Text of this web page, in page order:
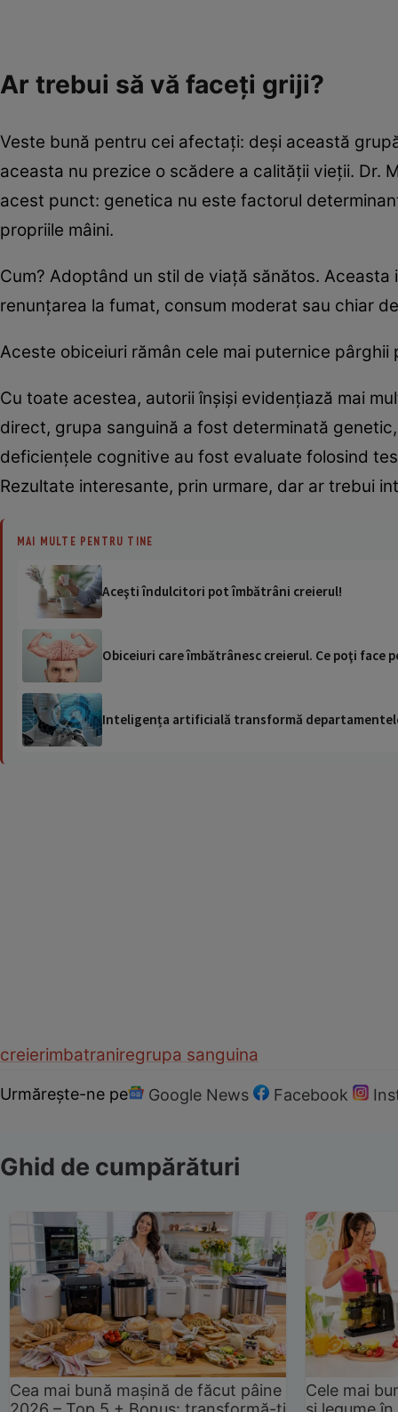
Ar trebui să vă faceți griji?
Veste bună pentru cei afectați: deși această
aceasta nu prezice o scădere a calității vieții. Dr.
acest punct: genetica nu este factorul
propriile mâini.
Cum? Adoptând un stil de viață sănătos.
renunțarea la fumat, consum moderat sau chiar
Aceste obiceiuri rămân cele mai puternice
Cu toate acestea, autorii înșiși evidențiază mai
direct, grupa sanguină a fost determinată
deficiențele cognitive au fost evaluate folosind
Rezultate interesante, prin urmare, dar ar trebui
MAI MULTE PENTRU TINE
Aceşti îndulcitori pot îmbătrâni creierul!
Obiceiuri care îmbătrânesc creierul. Ce poţi face
Inteligența artificială transformă
creierimbatraniregrupa sanguina
Urmărește-ne pe Google News Facebook
Ghid de cumpărături
Cea mai bună mașină de făcut pâine
Cele mai